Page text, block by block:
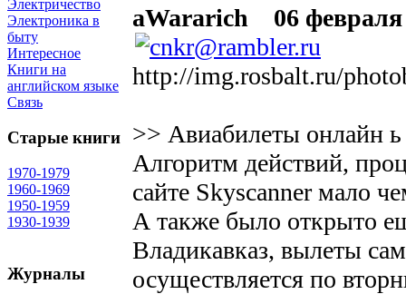
Электричество
Электроника в
быту
Интересное
Книги на
английском языке
Связь
Старые книги
1970-1979
1960-1969
1950-1959
1930-1939
Журналы
aWararich 06 февраля
http://img.rosbalt.ru/
>> Авиабилеты онлайн
Алгоритм действий,
сайте Skyscanner мало
А также было открыто
Владикавказ, вылеты
осуществляется по